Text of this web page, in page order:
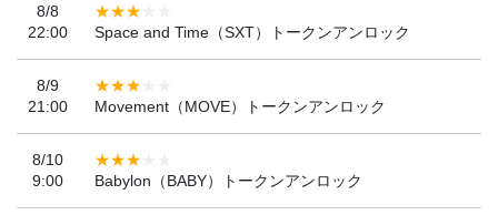
8/8
22:00
Space and Time（SXT）トークンアンロック
8/9
21:00
Movement（MOVE）トークンアンロック
8/10
9:00
Babylon（BABY）トークンアンロック